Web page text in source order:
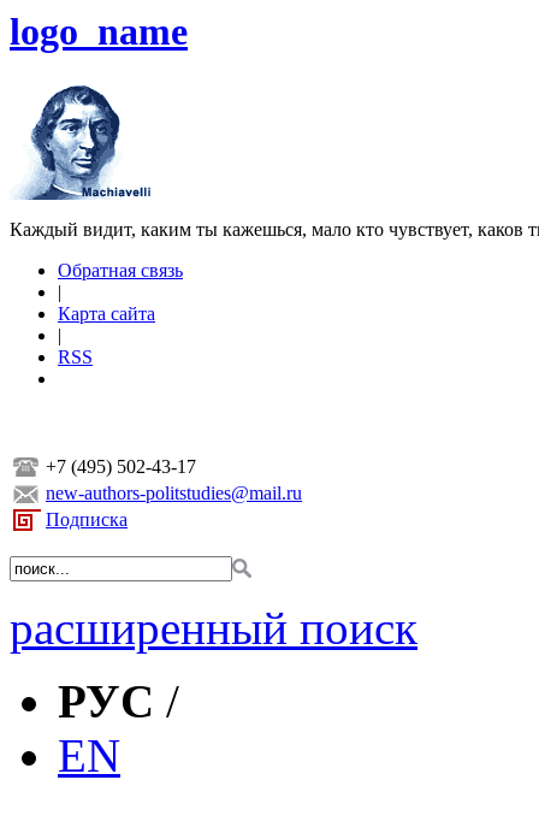
logo_name
Каждый видит, каким ты кажешься, мало кто чувствует, каков
Обратная связь
|
Карта сайта
|
RSS
+7 (495) 502-43-17
new-authors-politstudies@mail.ru
Подписка
расширенный поиск
РУС /
EN